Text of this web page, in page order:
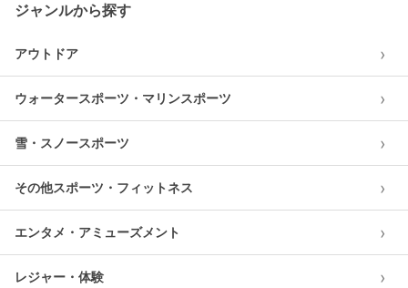
ジャンルから探す
アウトドア ›
ウォータースポーツ・マリンスポーツ ›
雪・スノースポーツ ›
その他スポーツ・フィットネス ›
エンタメ・アミューズメント ›
レジャー・体験 ›